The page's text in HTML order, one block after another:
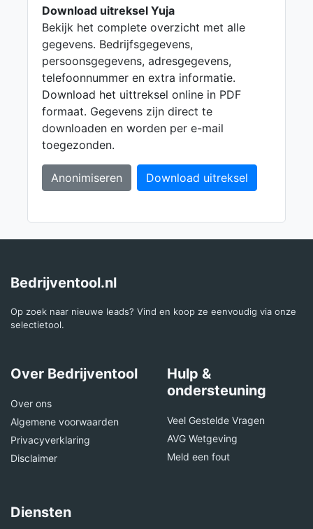
Download uitreksel Yuja
Bekijk het complete overzicht met alle
gegevens. Bedrijfsgegevens,
persoonsgegevens, adresgegevens,
telefoonnummer en extra informatie.
Download het uittreksel online in PDF
formaat. Gegevens zijn direct te
downloaden en worden per e-mail
toegezonden.
Anonimiseren Download uitreksel
Bedrijventool.nl
Op zoek naar nieuwe leads? Vind en koop ze eenvoudig via onze
selectietool.
Over Bedrijventool
Over ons
Algemene voorwaarden
Privacyverklaring
Disclaimer
Hulp &
ondersteuning
Veel Gestelde Vragen
AVG Wetgeving
Meld een fout
Diensten